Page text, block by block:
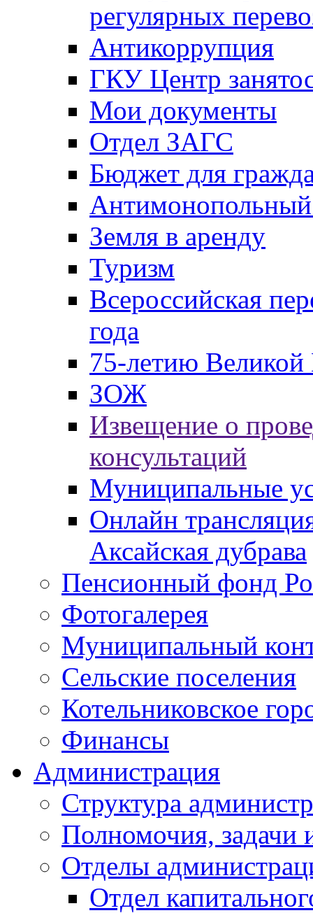
регулярных
Антикоррупция
ГКУ Центр
Мои документы
Отдел ЗАГС
Бюджет для
Антимонопольный
Земля в аренду
Туризм
Всероссийская
года
75-летию
ЗОЖ
Извещение о
консультаций
Муниципальные
Онлайн
Аксайская дубрава
Пенсионный фонд
Фотогалерея
Муниципальный
Сельские поселения
Котельниковское
Финансы
Администрация
Структура
Полномочия, задачи
Отделы
Отдел